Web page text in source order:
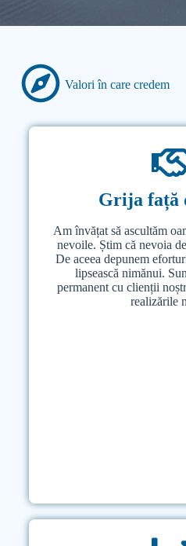
Valori în care credem
Grija față
Am învățat să ascultăm
nevoile. Știm că nevoia
De aceea depunem
lipsească nimănui.
permanent cu clienții
realizările
Grija față
Am învățat să ascultăm
nevoile. Știm că nevoia
De aceea depunem
lipsească nimănui.
permanent cu clienții
realizările